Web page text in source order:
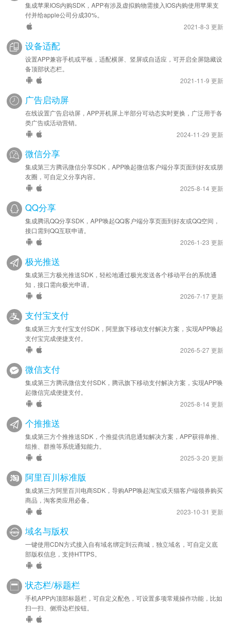
集成苹果IOS内购SDK，APP有涉及虚拟购物需接入IOS内购使用苹果支
付并给apple公司分成30%。
2021-8-3 更新
设备适配
设置APP兼容手机或平板，适配横屏、竖屏或自适应，可开启全屏隐藏设
备顶部状态栏。
2021-11-9 更新
广告启动屏
在线设置广告启动屏，APP开机屏上半部分可动态实时更换，广泛用于各
类广告或活动营销。
2024-11-29 更新
微信分享
集成第三方腾讯微信分享SDK，APP唤起微信客户端分享页面到好友或朋
友圈，可自定义分享内容。
2025-8-14 更新
QQ分享
集成腾讯QQ分享SDK，APP唤起QQ客户端分享页面到好友或QQ空间，
接口需到QQ互联申请。
2026-1-23 更新
极光推送
集成第三方极光推送SDK，轻松地通过极光发送各个移动平台的系统通
知，接口需向极光申请。
2026-7-17 更新
支付宝支付
集成第三方支付宝支付SDK，阿里旗下移动支付解决方案，实现APP唤起
支付宝完成便捷支付。
2026-5-27 更新
微信支付
集成第三方腾讯微信支付SDK，腾讯旗下移动支付解决方案，实现APP唤
起微信完成便捷支付。
2025-8-14 更新
个推推送
集成第三方个推推送SDK，个推提供消息通知解决方案，APP获得单推、
组推、群推等系统通知能力。
2025-3-20 更新
阿里百川标准版
集成第三方阿里百川电商SDK，导购APP唤起淘宝或天猫客户端领券购买
商品，淘客类应用必备。
2023-10-31 更新
域名与版权
一键使用CDN方式接入自有域名绑定到云商城，独立域名，可自定义底
部版权信息，支持HTTPS。
状态栏/标题栏
手机APP内顶部标题栏，可自定义配色，可设置多项常规操作功能，比如
扫一扫、侧滑边栏按钮。